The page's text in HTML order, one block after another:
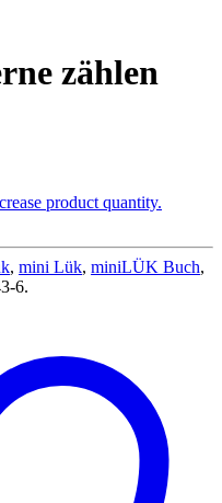
zählen
product quantity.
, mini Lük, miniLÜK Buch,
6.